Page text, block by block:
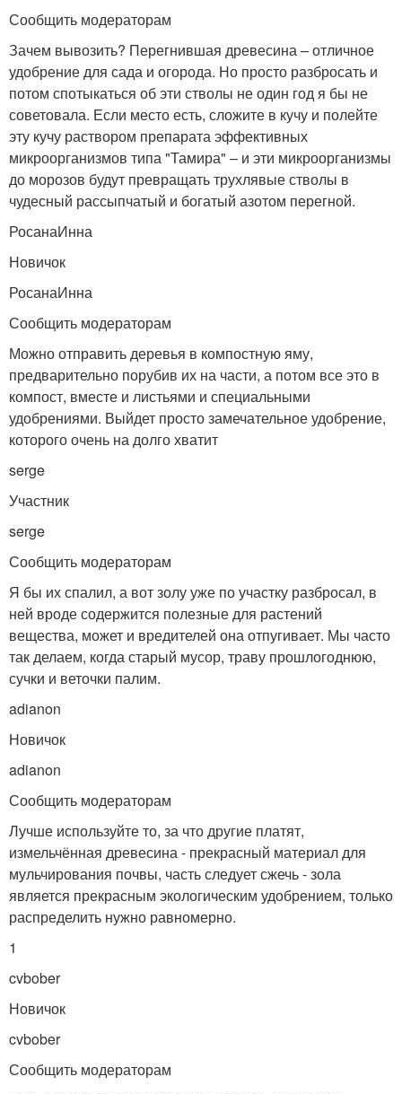
Сообщить модераторам
Зачем вывозить? Перегнившая древесина – отличное
удобрение для сада и огорода. Но просто разбросать и
потом спотыкаться об эти стволы не один год я бы не
советовала. Если место есть, сложите в кучу и полейте
эту кучу раствором препарата эффективных
микроорганизмов типа "Тамира" – и эти микроорганизмы
до морозов будут превращать трухлявые стволы в
чудесный рассыпчатый и богатый азотом перегной.
РосанаИнна
Новичок
РосанаИнна
Сообщить модераторам
Можно отправить деревья в компостную яму,
предварительно порубив их на части, а потом все это в
компост, вместе и листьями и специальными
удобрениями. Выйдет просто замечательное удобрение,
которого очень на долго хватит
serge
Участник
serge
Сообщить модераторам
Я бы их спалил, а вот золу уже по участку разбросал, в
ней вроде содержится полезные для растений
вещества, может и вредителей она отпугивает. Мы часто
так делаем, когда старый мусор, траву прошлогоднюю,
сучки и веточки палим.
adianon
Новичок
adianon
Сообщить модераторам
Лучше используйте то, за что другие платят,
измельчённая древесина - прекрасный материал для
мульчирования почвы, часть следует сжечь - зола
является прекрасным экологическим удобрением, только
распределить нужно равномерно.
1
cvbober
Новичок
cvbober
Сообщить модераторам